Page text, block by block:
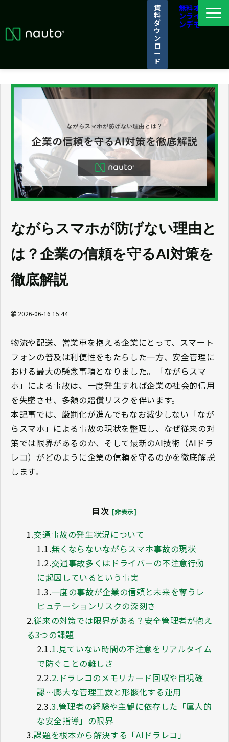
資
料
ダ
ウ
ン
ロ
ー
ド
無料オ
ンライ
ンデモ
パートナーシップ/アライアンス
ログイン
ながらスマホが防げない理由と
は？企業の信頼を守るAI対策を
徹底解説
2026-06-16 15:44
物流や配送、営業車を抱える企業にとって、スマート
フォンの普及は利便性をもたらした一方、安全管理に
おける最大の懸念事項となりました。「ながらスマ
ホ」による事故は、一度発生すれば企業の社会的信用
を失墜させ、多額の賠償リスクを伴います。
本記事では、厳罰化が進んでもなお減少しない「なが
らスマホ」による事故の現状を整理し、なぜ従来の対
策では限界があるのか、そして最新のAI技術（AIドラ
レコ）がどのように企業の信頼を守るのかを徹底解説
します。
目次 [非表示]
1.交通事故の発生状況について
1.1.無くならないながらスマホ事故の現状
1.2.交通事故多くはドライバーの不注意行動
に起因しているという事実
1.3.一度の事故が企業の信頼と未来を奪うレ
ピュテーションリスクの深刻さ
2.従来の対策では限界がある？安全管理者が抱え
る3つの課題
2.1.1.見ていない時間の不注意をリアルタイム
で防ぐことの難しさ
2.2.2.ドラレコのメモリカード回収や目視確
認…膨大な管理工数と形骸化する運用
2.3.3.管理者の経験や主観に依存した「属人的
な安全指導」の限界
3.課題を根本から解決する「AIドラレコ」